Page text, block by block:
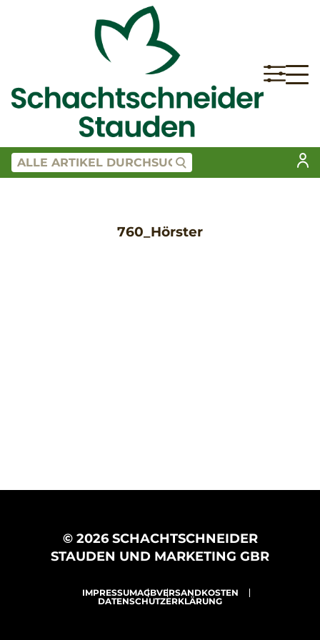
760_Hörster
© 2026 SCHACHTSCHNEIDER
STAUDEN UND MARKETING GBR
IMPRESSUMAGBVERSANDKOSTEN
DATENSCHUTZERKLÄRUNG